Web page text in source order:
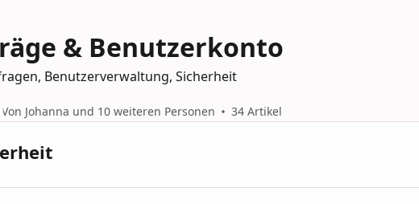
& Benutzerkonto
Benutzerverwaltung, Sicherheit
Von Johanna und 10 weiteren Personen 34 Artikel